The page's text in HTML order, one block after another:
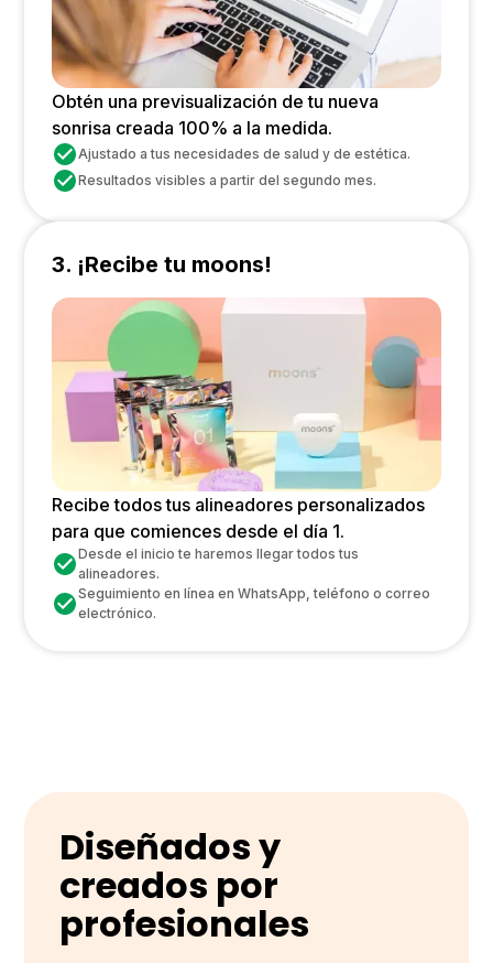
Obtén una previsualización de tu nueva
sonrisa creada 100% a la medida.
Ajustado a tus necesidades de salud y de estética.
Resultados visibles a partir del segundo mes.
3. ¡Recibe tu moons!
Recibe todos tus alineadores personalizados
para que comiences desde el día 1.
Desde el inicio te haremos llegar todos tus
alineadores.
Seguimiento en línea en WhatsApp, teléfono o correo
electrónico.
Diseñados y
creados por
profesionales